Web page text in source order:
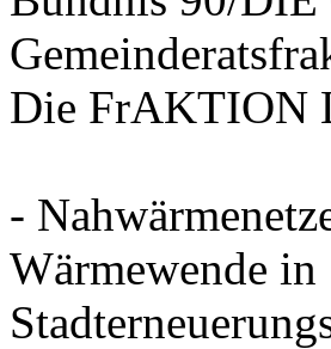
Die FrAKTION
-
Wärmewende in